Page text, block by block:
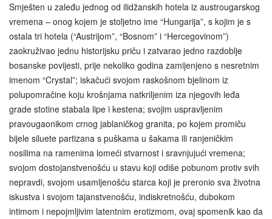
Smješten u zaleđu jednog od ilidžanskih hotela iz austrougarskog
vremena – onog kojem je stoljetno ime “Hungarija”, s kojim je s
ostala tri hotela (“Austrijom”, “Bosnom” i “Hercegovinom”)
zaokruživao jednu historijsku priču i zatvarao jedno razdoblje
bosanske povijesti, prije nekoliko godina zamijenjeno s nesretnim
imenom “Crystal”; iskačući svojom raskošnom bjelinom iz
polupomračine koju krošnjama natkriljenim iza njegovih leđa
grade stotine stabala lipe i kestena; svojim uspravljenim
pravougaonikom crnog jablaničkog granita, po kojem promiču
bijele siluete partizana s puškama u šakama ili ranjeničkim
nosilima na ramenima lomeći stvarnost i sravnjujući vremena;
svojom dostojanstvenošću u stavu koji odiše pobunom protiv svih
nepravdi, svojom usamljenošću starca koji je preronio sva životna
iskustva i svojom tajanstvenošću, indiskretnošću, dubokom
intimom i nepojmljivim latentnim erotizmom, ovaj spomenik kao da